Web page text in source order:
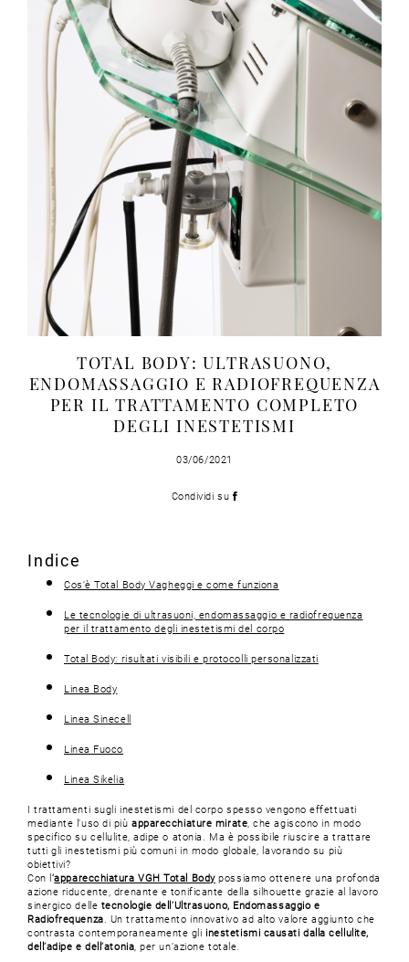
TOTAL BODY: ULTRASUONO,
ENDOMASSAGGIO E RADIOFREQUENZA
PER IL TRATTAMENTO COMPLETO
DEGLI INESTETISMI
03/06/2021
Condividi su
Indice
Cos’è Total Body Vagheggi e come funziona
Le tecnologie di ultrasuoni, endomassaggio e radiofrequenza
per il trattamento degli inestetismi del corpo
Total Body: risultati visibili e protocolli personalizzati
Linea Body
Linea Sinecell
Linea Fuoco
Linea Sikelia
I trattamenti sugli inestetismi del corpo spesso vengono effettuati
mediante l’uso di piùapparecchiature mirate, che agiscono in modo
specifico su cellulite, adipe o atonia. Ma è possibile riuscire a trattare
tutti gli inestetismi più comuni in modo globale, lavorando su più
obiettivi?
Con l ’apparecchiatura VGH Total Body possiamo ottenere una profonda
azione riducente, drenante e tonificante della silhouette grazie al lavoro
sinergico delle tecnologie dell’Ultrasuono, Endomassaggio e
Radiofrequenza. Un trattamento innovativo ad alto valore aggiunto che
contrasta contemporaneamente gli inestetismi causati dalla cellulite,
dell’adipe e dell’atonia, per un’azione totale.